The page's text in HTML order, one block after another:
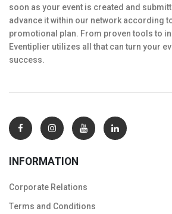
soon as your event is created and
advance it within our network according
promotional plan. From proven tools to
Eventiplier utilizes all that can turn your
success.
INFORMATION
Corporate Relations
Тerms and Conditions